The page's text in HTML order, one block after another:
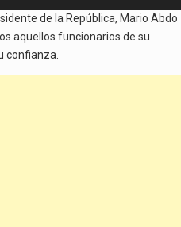
de la República, Mario Abdo
aquellos funcionarios de su
confianza.